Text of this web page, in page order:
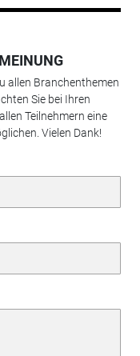
allen Branchenthemen
Sie bei Ihren
Teilnehmern eine
Vielen Dank!